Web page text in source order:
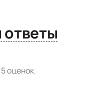
Вопросы и ответы
5оценок.